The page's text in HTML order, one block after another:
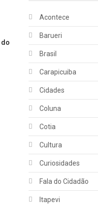
do
Acontece
Barueri
Brasil
Carapicuiba
Cidades
Coluna
Cotia
Cultura
Curiosidades
Fala do Cidadão
Itapevi